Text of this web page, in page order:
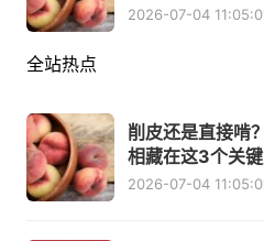
2026-07-04
全站热点
削皮还是直接啃
相藏在这3个关
2026-07-04